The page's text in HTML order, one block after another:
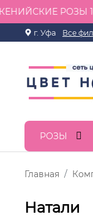
РОЗЫ
г. Уфа Все
РОЗЫ
Главная
Натали